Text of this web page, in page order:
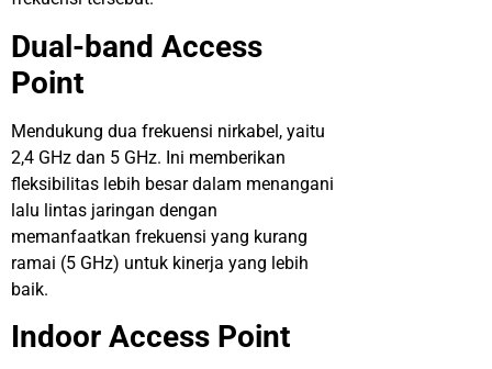
Dual-band Access
Point
Mendukung dua frekuensi nirkabel, yaitu
2,4 GHz dan 5 GHz. Ini memberikan
fleksibilitas lebih besar dalam menangani
lalu lintas jaringan dengan
memanfaatkan frekuensi yang kurang
ramai (5 GHz) untuk kinerja yang lebih
baik.
Indoor Access Point